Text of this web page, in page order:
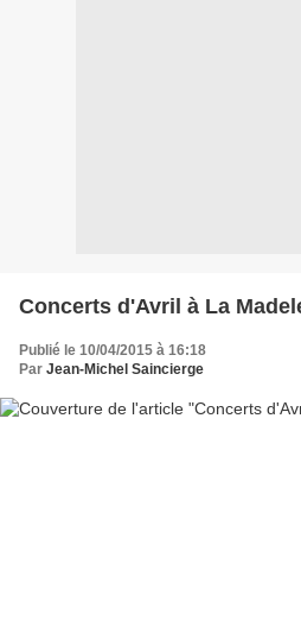
Concerts d'Avril à La
Publié le 10/04/2015 à 16:18
Par Jean-Michel Saincierge